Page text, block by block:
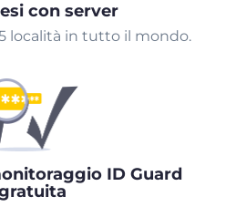
con server
località in tutto il mondo.
ID Guard